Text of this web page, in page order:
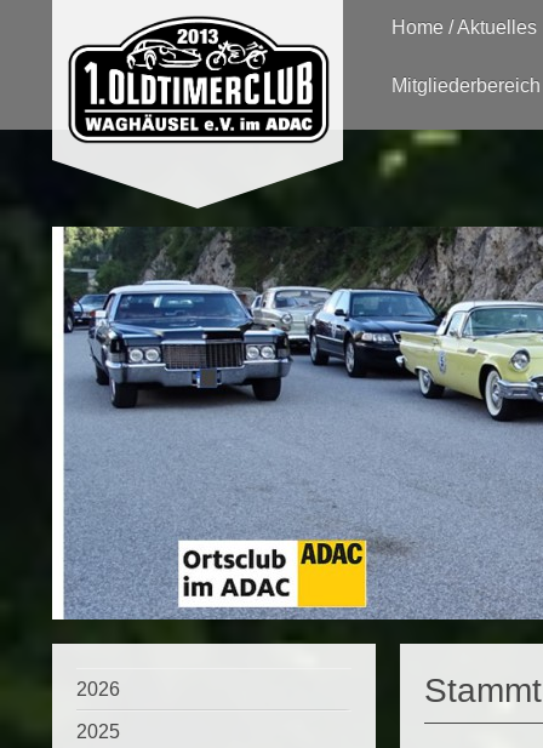
Home / Aktuelles
2026
2025